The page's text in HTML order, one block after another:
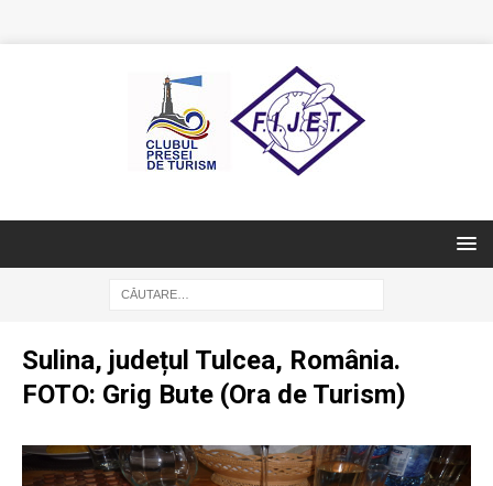
Sulina, județul Tulcea, România.
FOTO: Grig Bute (Ora de Turism)